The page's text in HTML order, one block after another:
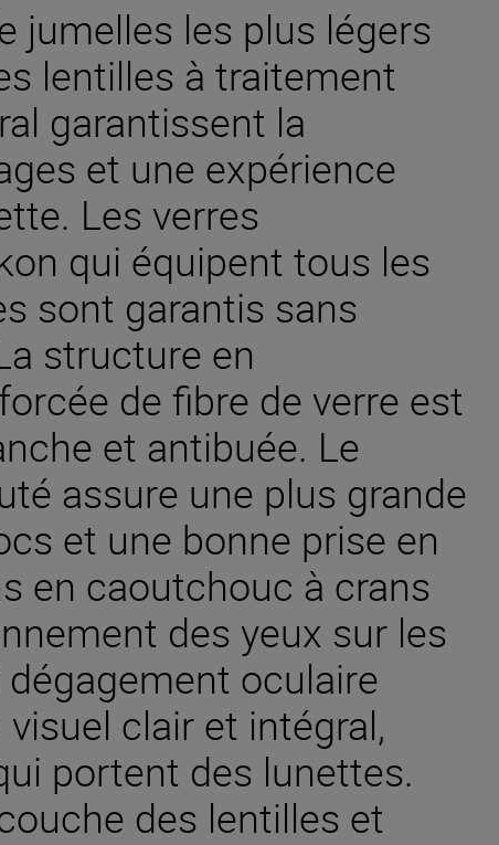
jumelles les plus légers
lentilles à traitement
garantissent la
et une expérience
Les verres
qui équipent tous les
sont garantis sans
structure en
de fibre de verre est
et antibuée. Le
assure une plus grande
et une bonne prise en
en caoutchouc à crans
des yeux sur les
oculaire
clair et intégral,
portent des lunettes.
des lentilles et